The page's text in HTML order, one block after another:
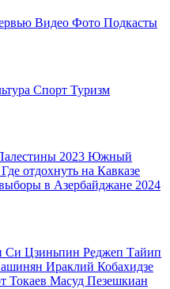
Видео Фото Подкасты
Спорт Туризм
2023 Южный
Где отдохнуть на Кавказе
в Азербайджане 2024
Си Цзиньпин Реджеп Тайип
Ираклий Кобахидзе
Токаев Масуд Пезешкиан